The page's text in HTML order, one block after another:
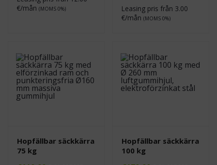
€/mån (MOMS 0%) Leasing pris från 3.00
€/mån (MOMS 0%)
Hopfällbar säckkärra
75 kg
Hopfällbar säckkärra
100 kg